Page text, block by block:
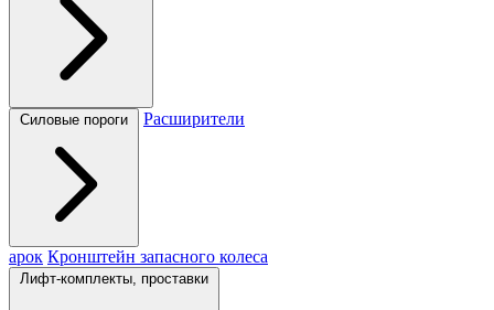
Силовые пороги Расширители
арок Кронштейн запасного колеса
Лифт-комплекты, проставки